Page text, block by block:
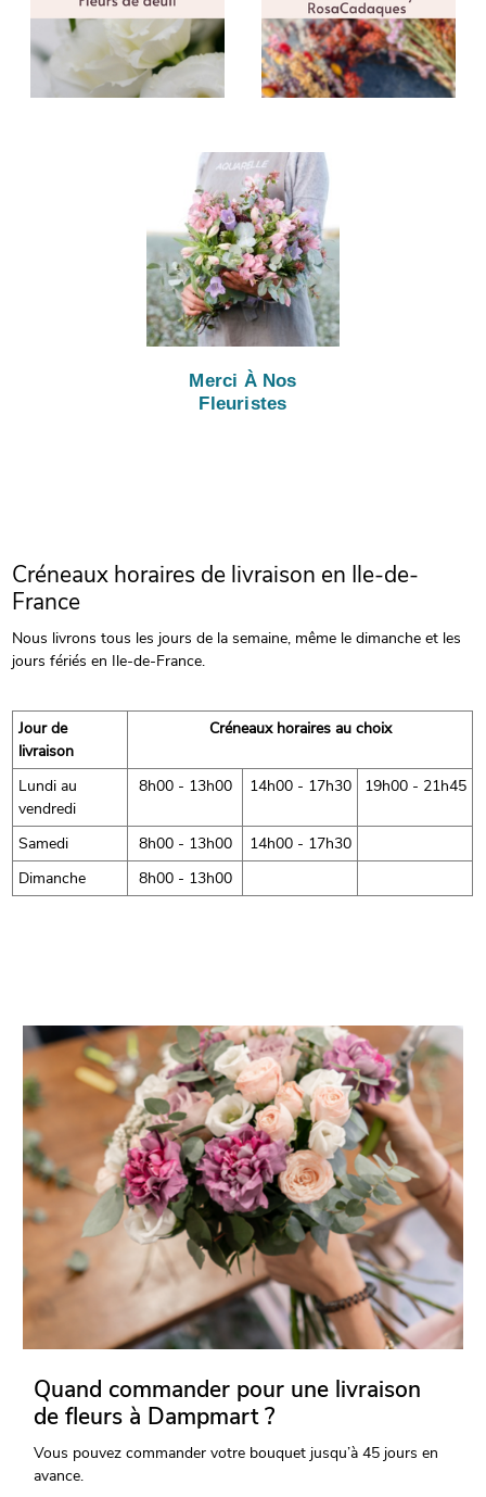
Merci À Nos
Fleuristes
Créneaux horaires de livraison en Ile-de-
France
Nous livrons tous les jours de la semaine, même le dimanche et les
jours fériés en Ile-de-France.
Jour de
livraison
Créneaux horaires au choix
Lundi au
vendredi
8h00 - 13h00 14h00 - 17h30 19h00 - 21h45
Samedi 8h00 - 13h00
14h00 - 17h30
Dimanche
8h00 - 13h00
Quand commander pour une livraison
de fleurs à Dampmart ?
Vous pouvez commander votre bouquet jusqu’à 45 jours en
avance.